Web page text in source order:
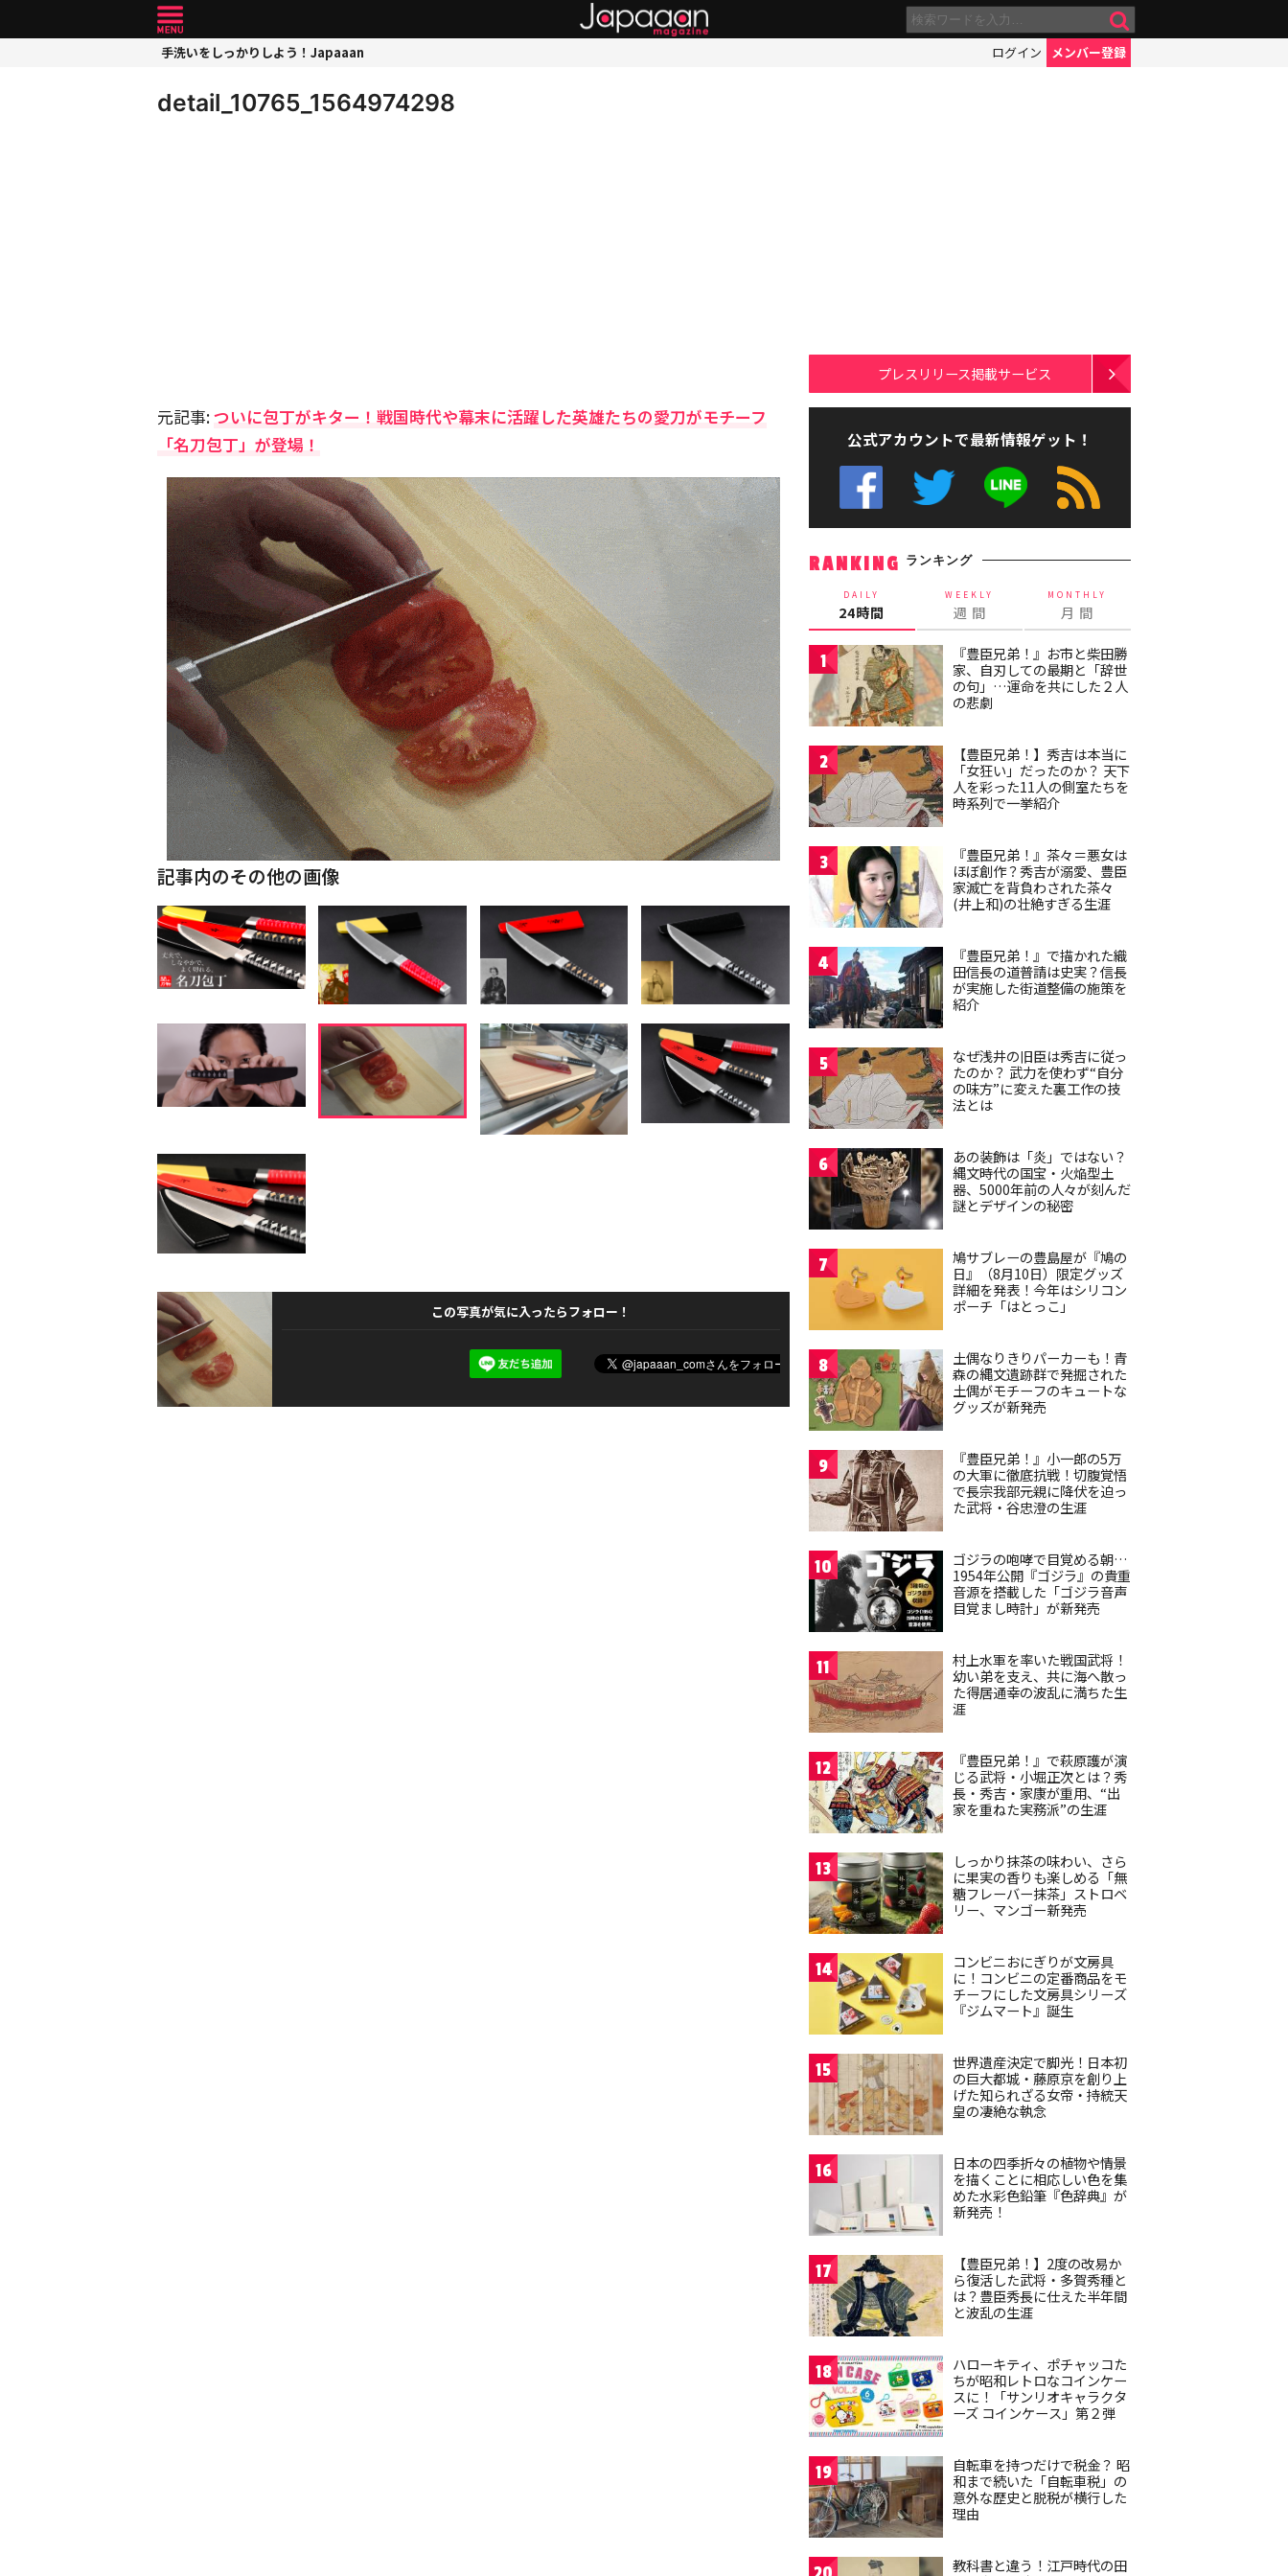
手洗いをしっかりしよう！Japaaan ログイン メンバー登録
detail_10765_1564974298
元記事:ついに包丁がキター！戦国時代や幕末に活躍した英雄たちの愛刀がモチーフ
「名刀包丁」が登場！
記事内のその他の画像
この写真が気に入ったらフォロー！
プレスリリース掲載サービス
公式アカウントで最新情報ゲット！
RANKING ランキング
DAILY
24時間
WEEKLY
週 間
MONTHLY
月 間
1
『豊臣兄弟！』お市と柴田勝
家、自刃しての最期と「辞世
の句」…運命を共にした２人
の悲劇
2
【豊臣兄弟！】秀吉は本当に
「女狂い」だったのか？ 天下
人を彩った11人の側室たちを
時系列で一挙紹介
3
『豊臣兄弟！』茶々＝悪女は
ほぼ創作？秀吉が溺愛、豊臣
家滅亡を背負わされた茶々
(井上和)の壮絶すぎる生涯
4
『豊臣兄弟！』で描かれた織
田信長の道普請は史実？信長
が実施した街道整備の施策を
紹介
5
なぜ浅井の旧臣は秀吉に従っ
たのか？ 武力を使わず“自分
の味方”に変えた裏工作の技
法とは
6
あの装飾は「炎」ではない？
縄文時代の国宝・火焔型土
器、5000年前の人々が刻んだ
謎とデザインの秘密
7
鳩サブレーの豊島屋が『鳩の
日』（8月10日）限定グッズ
詳細を発表！今年はシリコン
ポーチ「はとっこ」
8
土偶なりきりパーカーも！青
森の縄文遺跡群で発掘された
土偶がモチーフのキュートな
グッズが新発売
9
『豊臣兄弟！』小一郎の5万
の大軍に徹底抗戦！切腹覚悟
で長宗我部元親に降伏を迫っ
た武将・谷忠澄の生涯
10
ゴジラの咆哮で目覚める朝…
1954年公開『ゴジラ』の貴重
音源を搭載した「ゴジラ音声
目覚まし時計」が新発売
11
村上水軍を率いた戦国武将！
幼い弟を支え、共に海へ散っ
た得居通幸の波乱に満ちた生
涯
12
『豊臣兄弟！』で萩原護が演
じる武将・小堀正次とは？秀
長・秀吉・家康が重用、“出
家を重ねた実務派”の生涯
13
しっかり抹茶の味わい、さら
に果実の香りも楽しめる「無
糖フレーバー抹茶」ストロベ
リー、マンゴー新発売
14
コンビニおにぎりが文房具
に！コンビニの定番商品をモ
チーフにした文房具シリーズ
『ジムマート』誕生
15
世界遺産決定で脚光！日本初
の巨大都城・藤原京を創り上
げた知られざる女帝・持統天
皇の凄絶な執念
16
日本の四季折々の植物や情景
を描くことに相応しい色を集
めた水彩色鉛筆『色辞典』が
新発売！
17
【豊臣兄弟！】2度の改易か
ら復活した武将・多賀秀種と
は？豊臣秀長に仕えた半年間
と波乱の生涯
18
ハローキティ、ポチャッコた
ちが昭和レトロなコインケー
スに！「サンリオキャラクタ
ーズ コインケース」第２弾
19
自転車を持つだけで税金？ 昭
和まで続いた「自転車税」の
意外な歴史と脱税が横行した
理由
教科書と違う！江戸時代の田